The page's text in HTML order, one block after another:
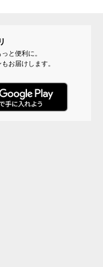
と便利に。
お届けします。